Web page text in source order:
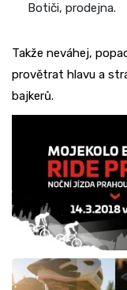
Botiči, prodejna.
Takže neváhej,
provětrat hlavu a
bajkerů.